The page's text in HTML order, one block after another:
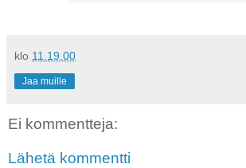
klo 11.19.00
Jaa muille
Ei kommentteja:
Lähetä kommentti